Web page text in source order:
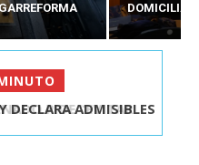
ADMISIBLES